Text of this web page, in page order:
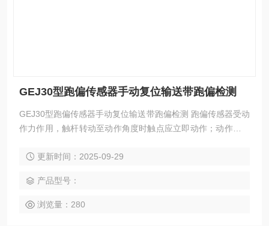
GEJ30型跑偏传感器手动复位输送带跑偏检测
GEJ30型跑偏传感器手动复位输送带跑偏检测 跑偏传感器受动
作力作用，触杆转动至动作角度时触点应立即动作；动作力撤
态。 更新时间：2025-09-29
产品型号：
浏览量：280